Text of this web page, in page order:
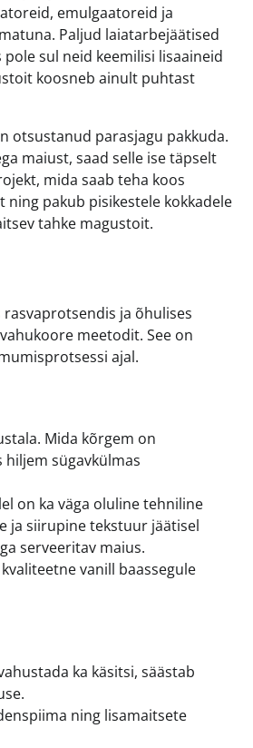
emulgaatoreid ja
Paljud laiatarbejäätised
sul neid keemilisi lisaaineid
koosneb ainult puhtast
otsustanud parasjagu pakkuda.
maiust, saad selle ise täpselt
mida saab teha koos
pakub pisikestele kokkadele
tahke magustoit.
ja õhulises
meetodit. See on
ajal.
Mida kõrgem on
sügavkülmas
on ka väga oluline tehniline
ja siirupine tekstuur jäätisel
serveeritav maius.
vanill baassegule
ka käsitsi, säästab
ning lisamaitsete